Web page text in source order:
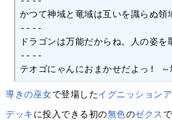
かつて神域と竜域は互いを識らぬ
----
ドラゴンは万能だからね。人の
----
テオゴにゃんにおまかせだよっ!
導きの巫女で登場したイグニッション
デッキ に投入できる初の無色のゼクス